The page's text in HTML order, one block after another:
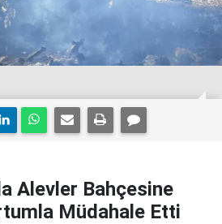
Alevler Bahçesine
Müdahale Etti